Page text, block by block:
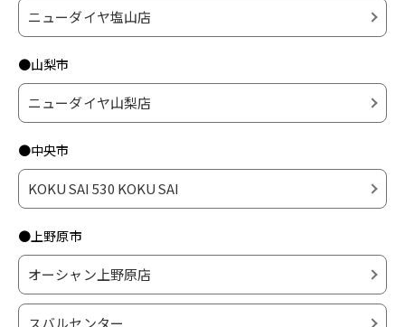
ニューダイヤ塩山店
●山梨市
ニューダイヤ山梨店
●中央市
KOKUSAI 530 KOKUSAI
●上野原市
オーシャン上野原店